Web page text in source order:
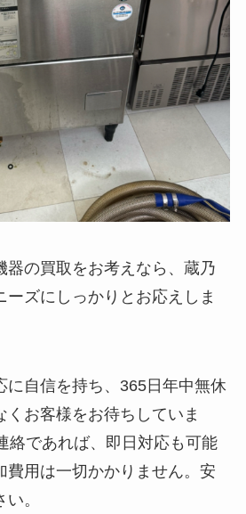
器の買取をお考えなら、蔵乃
ーズにしっかりとお応えしま
に自信を持ち、365日年中無休
くお客様をお待ちしていま
絡であれば、即日対応も可能
費用は一切かかりません。安
。